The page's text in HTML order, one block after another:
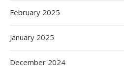
February 2025
January 2025
December 2024